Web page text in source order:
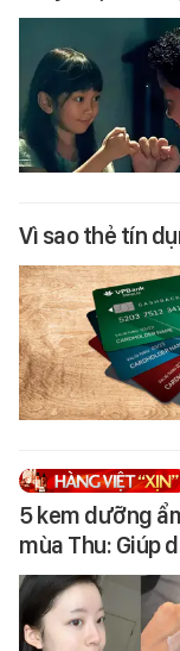
Vì sao thẻ tín
5 kem dưỡng
mùa Thu: Giúp